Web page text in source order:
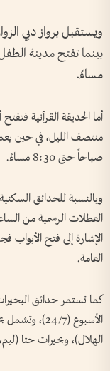
مساءً.
صباحاً حتى 8:30 مساءً.
وبالنسبة للحدائق
الإشارة إلى فتح
العامة.
كما تستمر حدائق
الأسبوع (24/
الهلال)، وبحيرات حتا